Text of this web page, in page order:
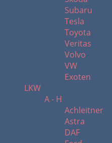
Subaru
Tesla
Toyota
Veritas
Volvo
VW
Exoten
LKW
A - H
Achleitner
Astra
DAF